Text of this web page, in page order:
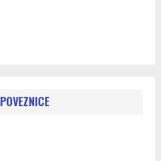
POVEZNICE